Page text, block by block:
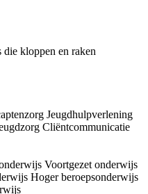
die kloppen en raken
Jeugdhulpverlening
Cliëntcommunicatie
Voortgezet onderwijs
Hoger beroepsonderwijs